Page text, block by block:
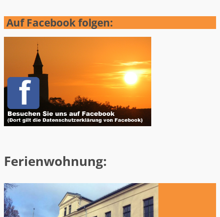
Auf Facebook folgen:
Ferienwohnung: